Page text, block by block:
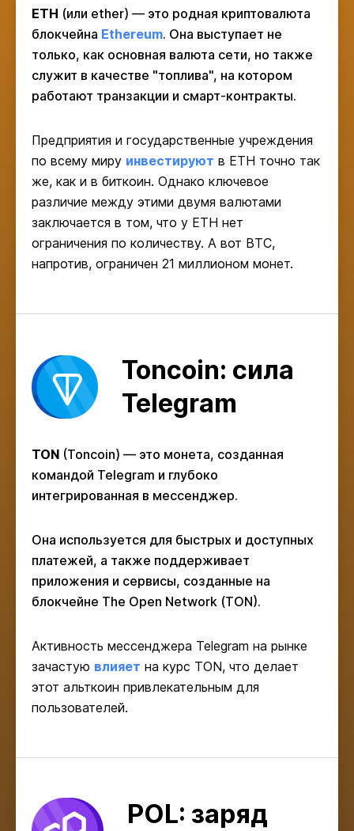
ETH (или ether) — это родная криптовалюта
блокчейна Ethereum. Она выступает не
только, как основная валюта сети, но также
служит в качестве "топлива", на котором
работают транзакции и смарт-контракты.
Предприятия и государственные учреждения
по всему миру инвестируют в ETH точно так
же, как и в биткоин. Однако ключевое
различие между этими двумя валютами
заключается в том, что у ETH нет
ограничения по количеству. А вот BTC,
напротив, ограничен 21 миллионом монет.
Toncoin: сила
Telegram
TON (Toncoin) — это монета, созданная
командой Telegram и глубоко
интегрированная в мессенджер.
Она используется для быстрых и доступных
платежей, а также поддерживает
приложения и сервисы, созданные на
блокчейне The Open Network (TON).
Активность мессенджера Telegram на рынке
зачастую влияет на курс TON, что делает
этот альткоин привлекательным для
пользователей.
POL: заряд